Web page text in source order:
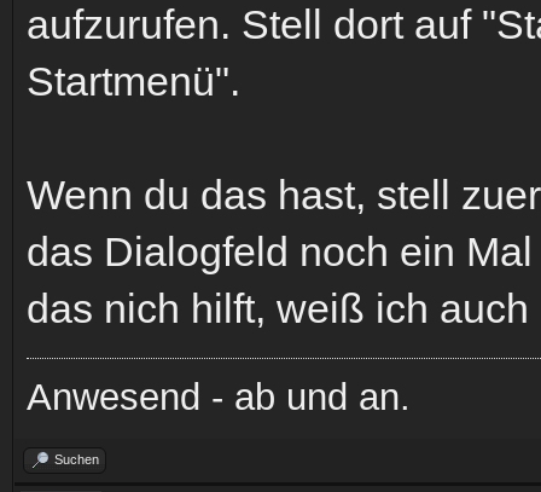
aufzurufen. Stell dort auf
Startmenü".
Wenn du das hast, stell
das Dialogfeld noch ein
das nich hilft, weiß ich
Anwesend - ab und an.
Suchen